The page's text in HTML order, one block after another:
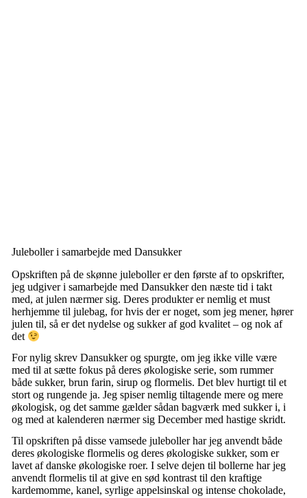
Juleboller i samarbejde med Dansukker
Opskriften på de skønne juleboller er den første af to opskrifter,
jeg udgiver i samarbejde med Dansukker den næste tid i takt
med, at julen nærmer sig. Deres produkter er nemlig et must
herhjemme til julebag, for hvis der er noget, som jeg mener, hører
julen til, så er det nydelse og sukker af god kvalitet – og nok af
det
For nylig skrev Dansukker og spurgte, om jeg ikke ville være
med til at sætte fokus på deres økologiske serie, som rummer
både sukker, brun farin, sirup og flormelis. Det blev hurtigt til et
stort og rungende ja. Jeg spiser nemlig tiltagende mere og mere
økologisk, og det samme gælder sådan bagværk med sukker i, i
og med at kalenderen nærmer sig December med hastige skridt.
Til opskriften på disse vamsede juleboller har jeg anvendt både
deres økologiske flormelis og deres økologiske sukker, som er
lavet af danske økologiske roer. I selve dejen til bollerne har jeg
anvendt flormelis til at give en sød kontrast til den kraftige
kardemomme, kanel, syrlige appelsinskal og intense chokolade,